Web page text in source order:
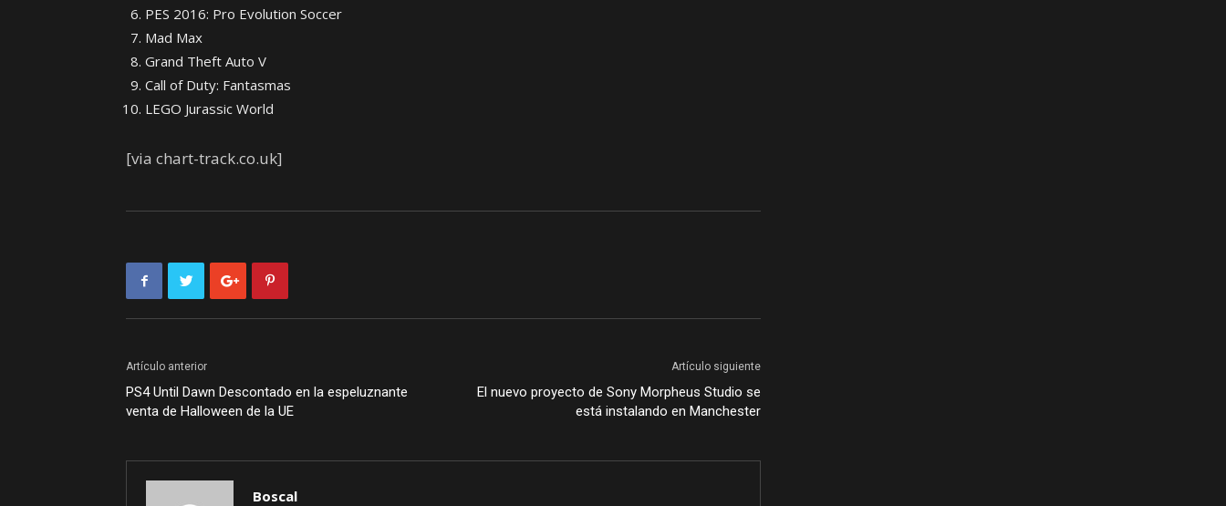
PES 2016: Pro Evolution Soccer
Mad Max
Grand Theft Auto V
Call of Duty: Fantasmas
LEGO Jurassic World
[via chart-track.co.uk]
Artículo anterior
PS4 Until Dawn Descontado en la espeluznante
venta de Halloween de la UE
Artículo siguiente
El nuevo proyecto de Sony Morpheus Studio se
está instalando en Manchester
Boscal